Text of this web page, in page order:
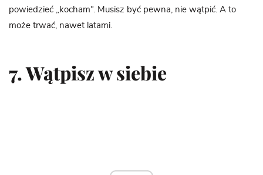
powiedzieć „kocham”. Musisz być pewna, nie wątpić. A to
może trwać, nawet latami.
7. Wątpisz w siebie